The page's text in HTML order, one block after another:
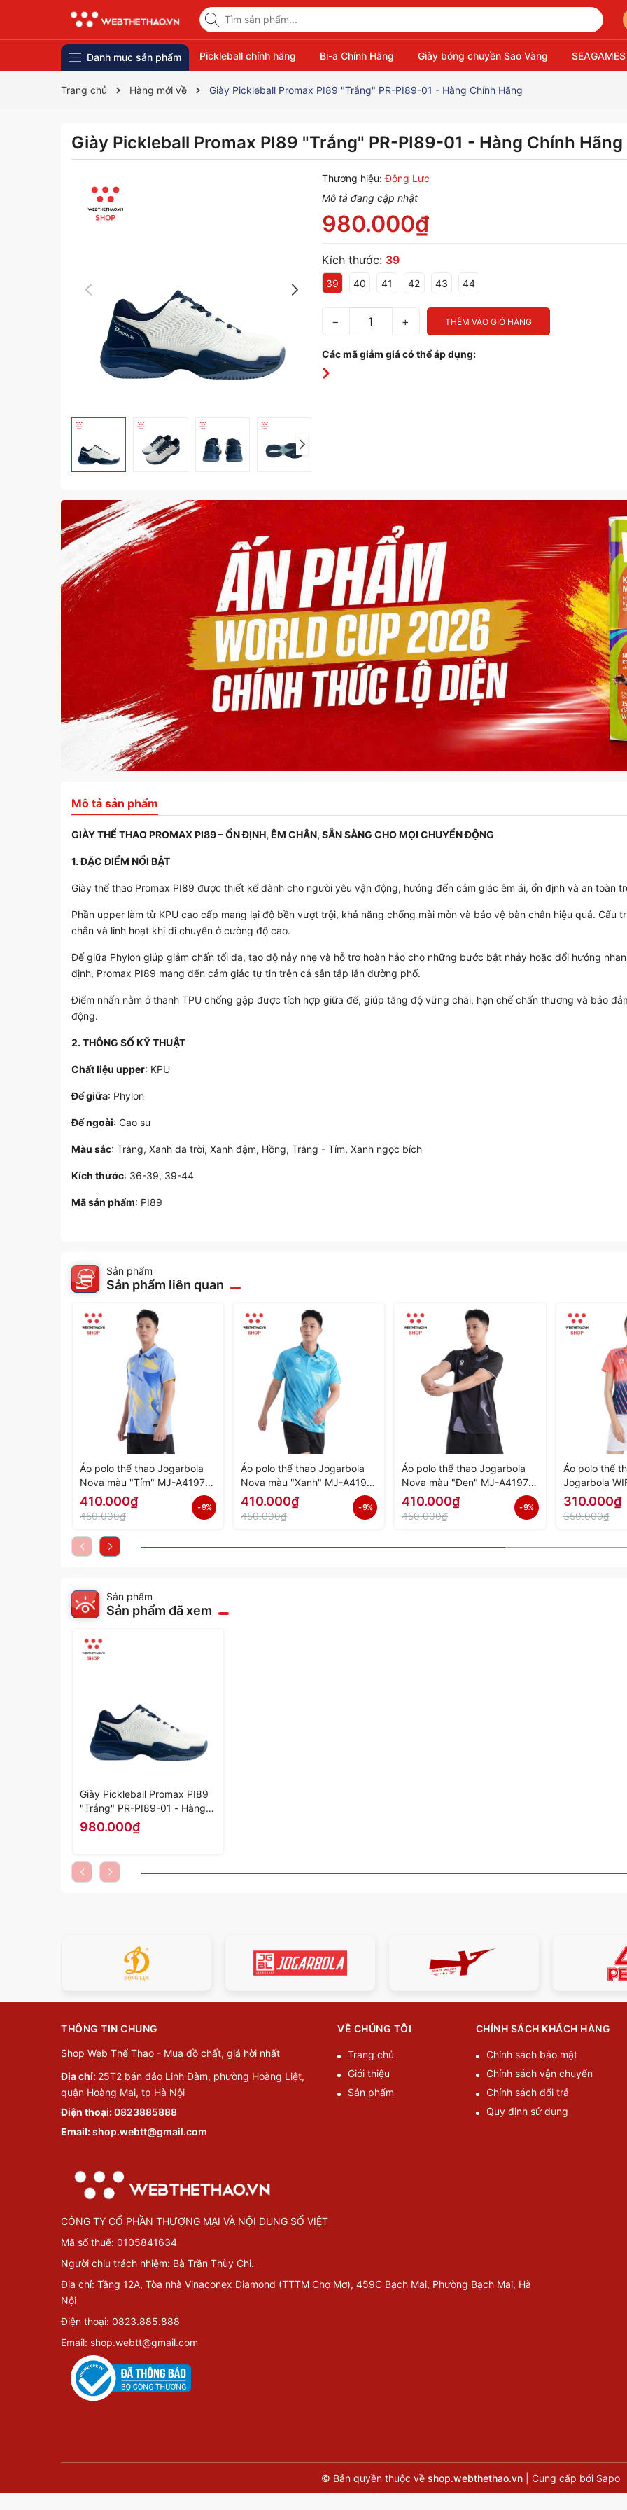
Danh mục sản phẩm Pickleball chính hãng Bi-a Chính Hãng Giày bóng chuyền Sao Vàng
Trang chủ Hàng mới về Giày Pickleball Promax PI89 "Trắng" PR-PI89-01 - Hàng Chính Hãng
Giày Pickleball Promax PI89 "Trắng" PR-PI89-01 - Hàng Chính Hãng
Thương hiệu: Động Lực
Mô tả đang cập nhật
980.000₫
Kích thước: 39
39 40 41 42 43 44
− + THÊM VÀO GIỎ HÀNG
Các mã giảm giá có thể áp dụng:
Mô tả sản phẩm
GIÀY THỂ THAO PROMAX PI89 – ỔN ĐỊNH, ÊM CHÂN, SẴN SÀNG CHO MỌI CHUYỂN ĐỘNG
1. ĐẶC ĐIỂM NỔI BẬT
Giày thể thao Promax PI89 được thiết kế dành cho người yêu vận động, hướng đến cảm giác êm ái, ổn định và an toàn
Phần upper làm từ KPU cao cấp mang lại độ bền vượt trội, khả năng chống mài mòn và bảo vệ bàn chân hiệu quả. Cấu
chắn và linh hoạt khi di chuyển ở cường độ cao.
Đế giữa Phylon giúp giảm chấn tối đa, tạo độ nảy nhẹ và hỗ trợ hoàn hảo cho những bước bật nhảy hoặc đổi hướng
định, Promax PI89 mang đến cảm giác tự tin trên cả sân tập lẫn đường phố.
Điểm nhấn nằm ở thanh TPU chống gập được tích hợp giữa đế, giúp tăng độ vững chãi, hạn chế chấn thương và bảo
động.
2. THÔNG SỐ KỸ THUẬT
Chất liệu upper: KPU
Đế giữa: Phylon
Đế ngoài: Cao su
Màu sắc: Trắng, Xanh da trời, Xanh đậm, Hồng, Trắng - Tím, Xanh ngọc bích
Kích thước: 36-39, 39-44
Mã sản phẩm: PI89
Sản phẩm
Sản phẩm liên quan
Áo polo thể thao Jogarbola
Nova màu "Tím" MJ-A4197-
04 - Hàng Chính Hãng
410.000₫
450.000₫
- 9%
Áo polo thể thao Jogarbola
Nova màu "Xanh" MJ-A4197-
03 - Hàng Chính Hãng
410.000₫
450.000₫
- 9%
Áo polo thể thao Jogarbola
Nova màu "Đen" MJ-A4197-
02 - Hàng Chính Hãng
410.000₫
450.000₫
- 9%
Áo polo thể
Jogarbola
A4152-02 -
310.000₫
350.000₫
Sản phẩm
Sản phẩm đã xem
Giày Pickleball Promax PI89
"Trắng" PR-PI89-01 - Hàng
Chính Hãng
980.000₫
THÔNG TIN CHUNG
Shop Web Thể Thao - Mua đồ chất, giá hời nhất
Địa chỉ: 25T2 bán đảo Linh Đàm, phường Hoàng Liệt,
quận Hoàng Mai, tp Hà Nội
Điện thoại:0823885888
Email:shop.webtt@gmail.com
VỀ CHÚNG TÔI
Trang chủ
Giới thiệu
Sản phẩm
CHÍNH SÁCH KHÁCH HÀNG
Chính sách bảo mật
Chính sách vận chuyển
Chính sách đổi trả
Quy định sử dụng
CÔNG TY CỔ PHẦN THƯỢNG MẠI VÀ NỘI DUNG SỐ VIỆT
Mã số thuế: 0105841634
Người chịu trách nhiệm: Bà Trần Thùy Chi.
Địa chỉ: Tầng 12A, Tòa nhà Vinaconex Diamond (TTTM Chợ Mơ), 459C Bạch Mai, Phường Bạch Mai, Hà
Nội
Điện thoại: 0823.885.888
Email: shop.webtt@gmail.com
© Bản quyền thuộc về shop.webthethao.vn Cung cấp bởi Sapo